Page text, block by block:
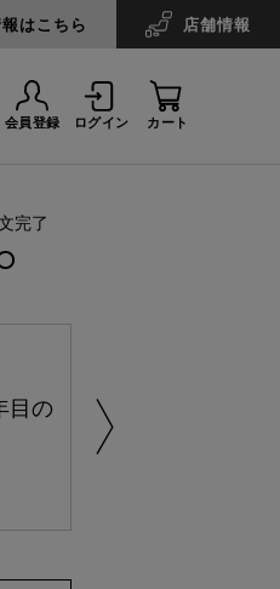
はこちら 店舗情報
会員登録 ログイン カート
完了
目の